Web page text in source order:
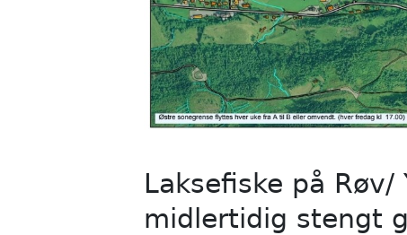
Laksefiske på
midlertidig stengt